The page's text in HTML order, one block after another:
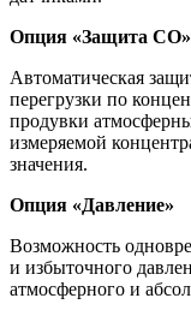
Опция «Защита СО»
Автоматическая
перегрузки по
продувки
измеряемой
значения.
Опция «Давление»
Возможность
и избыточного
атмосферного и